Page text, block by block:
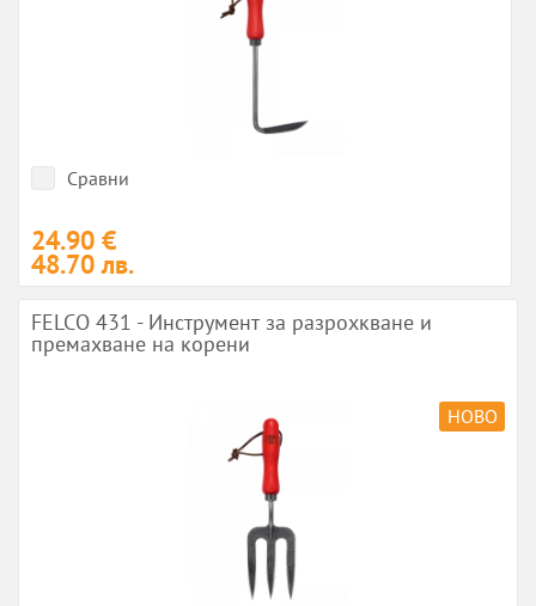
Сравни
24.90 €
48.70 лв.
FELCO 431 - Инструмент за разрохкване и
премахване на корени
НОВО